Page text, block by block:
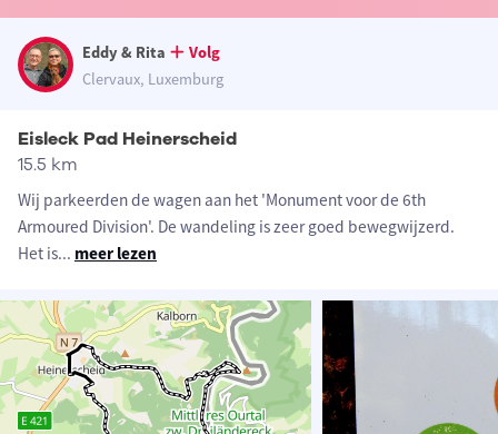
Eddy & Rita
Volg
Clervaux, Luxemburg
Eisleck Pad Heinerscheid
15.5 km
Wij parkeerden de wagen aan het 'Monument voor de 6th
Armoured Division'. De wandeling is zeer goed bewegwijzerd.
Het is... meer lezen